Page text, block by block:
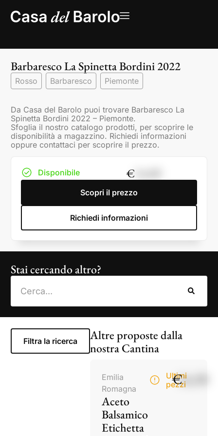
Barbaresco La Spinetta Bordini 2022
Rosso Barbaresco Piemonte
Da Casa del Barolo puoi trovare Barbaresco La
Spinetta Bordini 2022 – Piemonte.
Sfoglia il nostro catalogo prodotti, per scoprire le
disponibilità a magazzino. Richiedi informazioni
oppure contattaci per scoprire il prezzo.
Disponibile €
Scopri il prezzo
Richiedi informazioni
Stai cercando altro?
Filtra la ricerca
Altre proposte dalla
nostra Cantina
Emilia
Romagna
Aceto
Balsamico
Etichetta
Ultimi
pezzi
€14,50